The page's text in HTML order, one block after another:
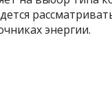
энергии.